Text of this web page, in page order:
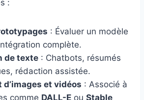
:
: Évaluer un modèle
complète.
de texte : Chatbots, résumés
rédaction assistée.
et vidéos : Associé à
comme DALL-E ou Stable